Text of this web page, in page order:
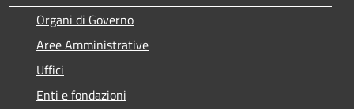
Organi di Governo
Aree Amministrative
Uffici
Enti e fondazioni